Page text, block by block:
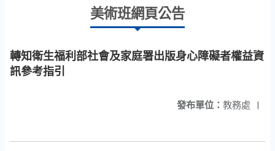
美術班網頁公告
轉知衛生福利部社會及家庭署出版身心障礙者權益資
訊參考指引
發布單位： 教務處 |